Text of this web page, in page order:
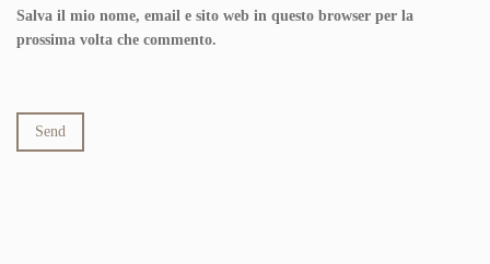
Salva il mio nome, email e sito web in questo browser per la
prossima volta che commento.